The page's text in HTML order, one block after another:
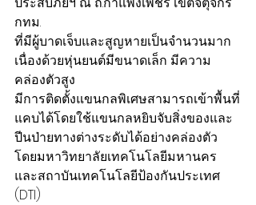
กทม.
ที่มีผู้บาดเจ็บและสูญหายเป็นจำนวนมาก
เนื่องด้วยหุ่นยนต์มีขนาดเล็ก มีความ
คล่องตัวสูง
มีการติดตั้งแขนกลพิเศษสามารถเข้าพื้นที่
แคบได้โดยใช้แขนกลหยิบจับสิ่งของและ
ปีนป่ายทางต่างระดับได้อย่างคล่องตัว
โดยมหาวิทยาลัยเทคโนโลยีมหานคร
และสถาบันเทคโนโลยีป้องกันประเทศ
(DTI)